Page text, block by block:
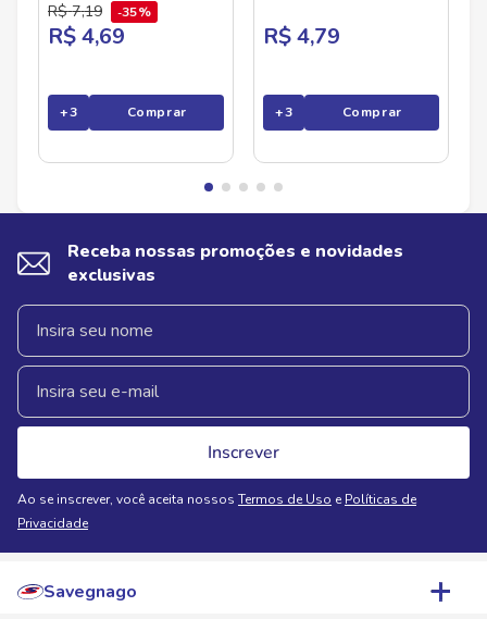
R$ 7,19 35%
R$ 4,69
+3 Comprar
R$ 4,79
+3 Comprar
Receba nossas promoções e novidades
exclusivas
Inscrever
Ao se inscrever, você aceita nossos Termos de Uso e Políticas de
Privacidade
Savegnago